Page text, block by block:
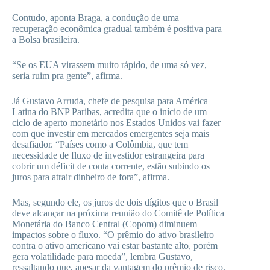
Contudo, aponta Braga, a condução de uma
recuperação econômica gradual também é positiva para
a Bolsa brasileira.
“Se os EUA virassem muito rápido, de uma só vez,
seria ruim pra gente”, afirma.
Já Gustavo Arruda, chefe de pesquisa para América
Latina do BNP Paribas, acredita que o início de um
ciclo de aperto monetário nos Estados Unidos vai fazer
com que investir em mercados emergentes seja mais
desafiador. “Países como a Colômbia, que tem
necessidade de fluxo de investidor estrangeira para
cobrir um déficit de conta corrente, estão subindo os
juros para atrair dinheiro de fora”, afirma.
Mas, segundo ele, os juros de dois dígitos que o Brasil
deve alcançar na próxima reunião do Comitê de Política
Monetária do Banco Central (Copom) diminuem
impactos sobre o fluxo. “O prêmio do ativo brasileiro
contra o ativo americano vai estar bastante alto, porém
gera volatilidade para moeda”, lembra Gustavo,
ressaltando que, apesar da vantagem do prêmio de risco,